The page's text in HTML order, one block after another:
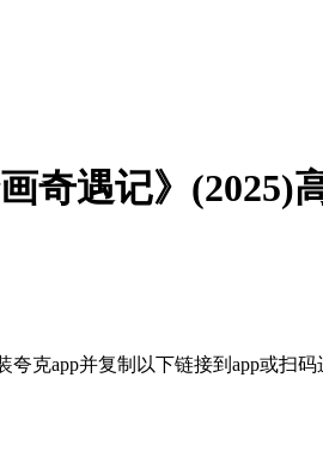
遇记》(2025)
克app并复制以下链接到app或扫码